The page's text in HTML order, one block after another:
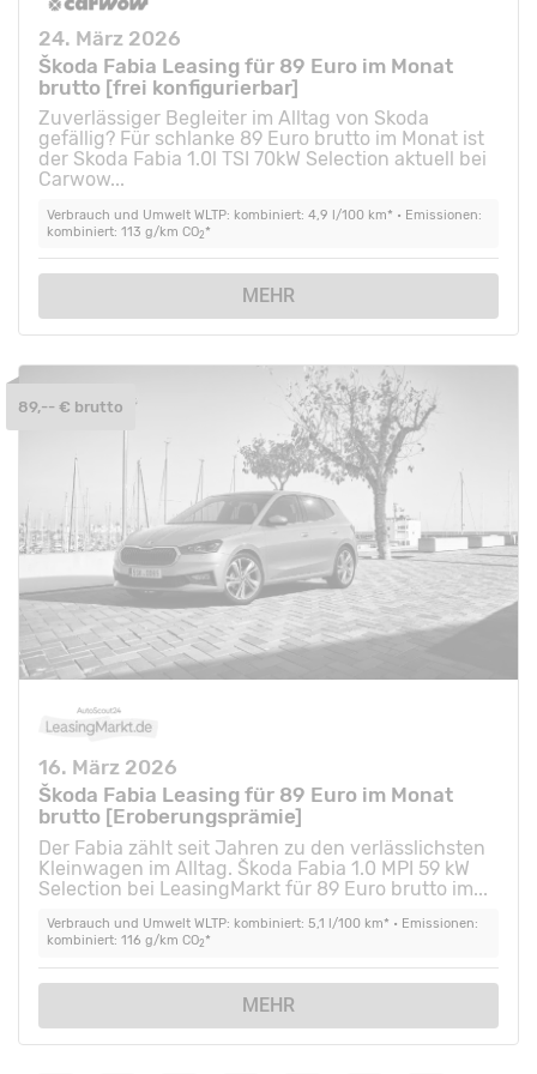
24. März 2026
Škoda Fabia Leasing für 89 Euro im Monat
brutto [frei konfigurierbar]
Zuverlässiger Begleiter im Alltag von Skoda
gefällig? Für schlanke 89 Euro brutto im Monat ist
der Skoda Fabia 1.0l TSI 70kW Selection aktuell bei
Carwow...
Verbrauch und Umwelt WLTP: kombiniert: 4,9 l/100 km* • Emissionen:
kombiniert: 113 g/km CO2*
MEHR
16. März 2026
Škoda Fabia Leasing für 89 Euro im Monat
brutto [Eroberungsprämie]
Der Fabia zählt seit Jahren zu den verlässlichsten
Kleinwagen im Alltag. Škoda Fabia 1.0 MPI 59 kW
Selection bei LeasingMarkt für 89 Euro brutto im...
Verbrauch und Umwelt WLTP: kombiniert: 5,1 l/100 km* • Emissionen:
kombiniert: 116 g/km CO2*
MEHR
89,-- € brutto